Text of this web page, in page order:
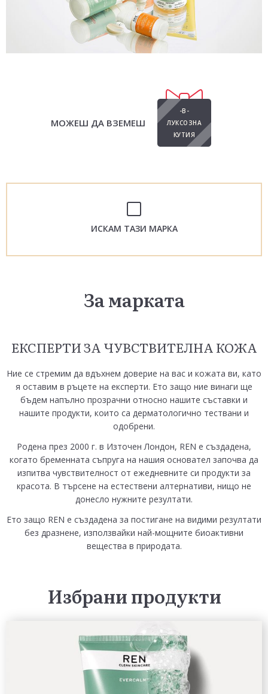
МОЖЕШ ДА ВЗЕМЕШ
-В-
ЛУКСОЗНА
КУТИЯ
ИСКАМ ТАЗИ МАРКА
За марката
ЕКСПЕРТИ ЗА ЧУВСТВИТЕЛНА КОЖА
Ние се стремим да вдъхнем доверие на вас и кожата ви, като
я оставим в ръцете на експерти. Ето защо ние винаги ще
бъдем напълно прозрачни относно нашите съставки и
нашите продукти, които са дерматологично тествани и
одобрени.
Родена през 2000 г. в Източен Лондон, REN е създадена,
когато бременната съпруга на нашия основател започва да
изпитва чувствителност от ежедневните си продукти за
красота. В търсене на естествени алтернативи, нищо не
донесло нужните резултати.
Ето защо REN е създадена за постигане на видими резултати
без дразнене, използвайки най-мощните биоактивни
вещества в природата.
Избрани продукти